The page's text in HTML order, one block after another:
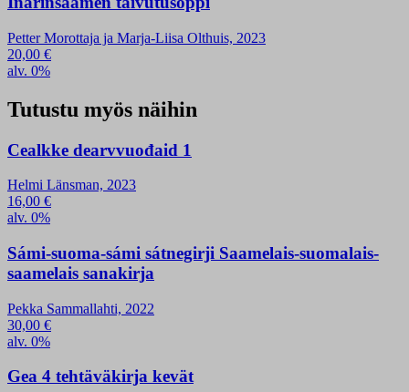
Petter Morottaja ja Marja-Liisa Olthuis, 2023
20,00 €
alv. 0%
Tutustu myös näihin
Cealkke dearvvuođaid 1
Helmi Länsman, 2023
16,00 €
alv. 0%
Sámi-suoma-sámi sátnegirji Saamelais-suomalais-
saamelais sanakirja
Pekka Sammallahti, 2022
30,00 €
alv. 0%
Gea 4 tehtäväkirja kevät